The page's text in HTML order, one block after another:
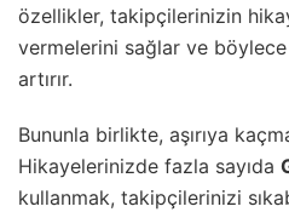
özellikler, takipçilerinizin
vermelerini sağlar ve böylece
artırır.
Bununla birlikte, aşırıya
Hikayelerinizde fazla sayıda
kullanmak, takipçilerinizi